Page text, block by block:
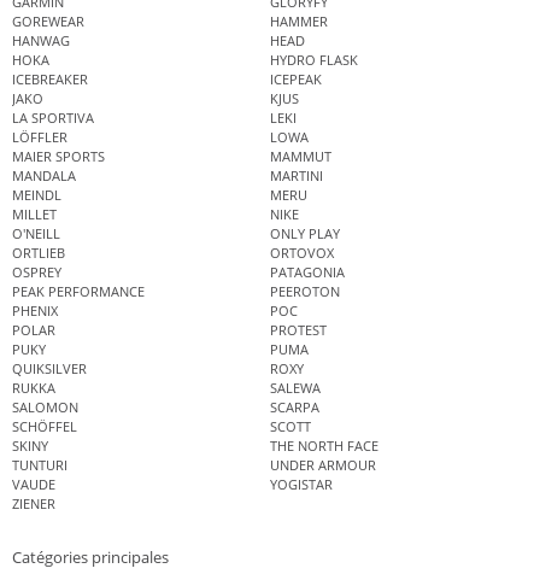
GOREWEAR
HAMMER
HANWAG
HEAD
HOKA
HYDRO FLASK
ICEBREAKER
ICEPEAK
JAKO
KJUS
LA SPORTIVA
LEKI
LÖFFLER
LOWA
MAIER SPORTS
MAMMUT
MANDALA
MARTINI
MEINDL
MERU
MILLET
NIKE
O'NEILL
ONLY PLAY
ORTLIEB
ORTOVOX
OSPREY
PATAGONIA
PEAK PERFORMANCE
PEEROTON
PHENIX
POC
POLAR
PROTEST
PUKY
PUMA
QUIKSILVER
ROXY
RUKKA
SALEWA
SALOMON
SCARPA
SCHÖFFEL
SCOTT
SKINY
THE NORTH FACE
TUNTURI
UNDER ARMOUR
VAUDE
YOGISTAR
ZIENER
Catégories principales